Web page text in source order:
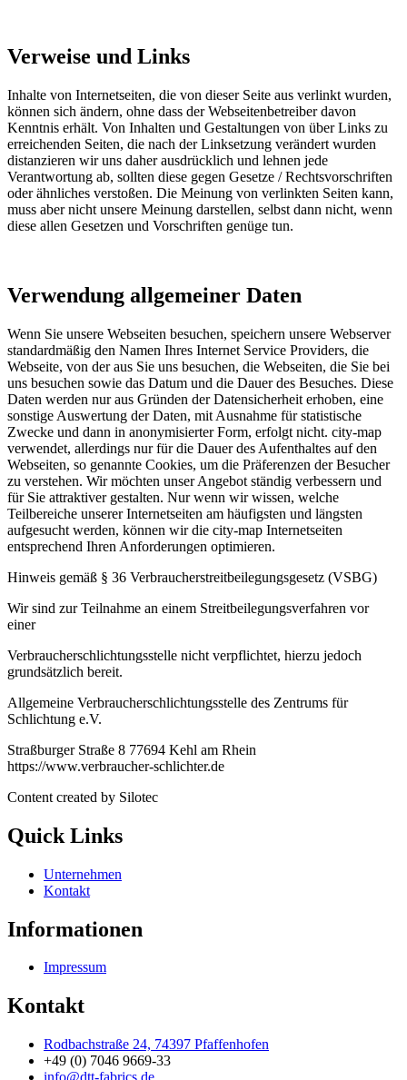
Verweise und Links
Inhalte von Internetseiten, die von dieser Seite aus verlinkt wurden,
können sich ändern, ohne dass der Webseitenbetreiber davon
Kenntnis erhält. Von Inhalten und Gestaltungen von über Links zu
erreichenden Seiten, die nach der Linksetzung verändert wurden
distanzieren wir uns daher ausdrücklich und lehnen jede
Verantwortung ab, sollten diese gegen Gesetze / Rechtsvorschriften
oder ähnliches verstoßen. Die Meinung von verlinkten Seiten kann,
muss aber nicht unsere Meinung darstellen, selbst dann nicht, wenn
diese allen Gesetzen und Vorschriften genüge tun.
Verwendung allgemeiner Daten
Wenn Sie unsere Webseiten besuchen, speichern unsere Webserver
standardmäßig den Namen Ihres Internet Service Providers, die
Webseite, von der aus Sie uns besuchen, die Webseiten, die Sie bei
uns besuchen sowie das Datum und die Dauer des Besuches. Diese
Daten werden nur aus Gründen der Datensicherheit erhoben, eine
sonstige Auswertung der Daten, mit Ausnahme für statistische
Zwecke und dann in anonymisierter Form, erfolgt nicht. city-map
verwendet, allerdings nur für die Dauer des Aufenthaltes auf den
Webseiten, so genannte Cookies, um die Präferenzen der Besucher
zu verstehen. Wir möchten unser Angebot ständig verbessern und
für Sie attraktiver gestalten. Nur wenn wir wissen, welche
Teilbereiche unserer Internetseiten am häufigsten und längsten
aufgesucht werden, können wir die city-map Internetseiten
entsprechend Ihren Anforderungen optimieren.
Hinweis gemäß § 36 Verbraucherstreitbeilegungsgesetz (VSBG)
Wir sind zur Teilnahme an einem Streitbeilegungsverfahren vor
einer
Verbraucherschlichtungsstelle nicht verpflichtet, hierzu jedoch
grundsätzlich bereit.
Allgemeine Verbraucherschlichtungsstelle des Zentrums für
Schlichtung e.V.
Straßburger Straße 8 77694 Kehl am Rhein
https://www.verbraucher-schlichter.de
Content created by Silotec
Quick Links
Unternehmen
Kontakt
Informationen
Impressum
Kontakt
Rodbachstraße 24, 74397 Pfaffenhofen
+49 (0) 7046 9669-33